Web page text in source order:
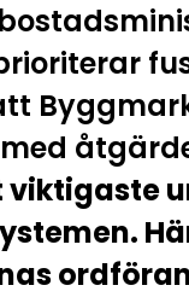
viktigaste